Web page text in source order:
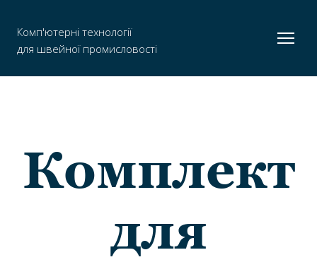
Комп'ютерні технології
для швейної промисловості
Комплект
для